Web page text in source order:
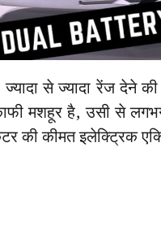
से ज्यादा रेंज देने
मशहूर है, उसी से
की कीमत इलेक्ट्रिक